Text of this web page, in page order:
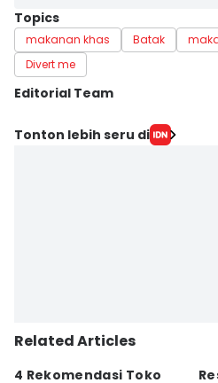
Topics
makanan khas Batak
Divert me
Editorial Team
Editor
Tonton lebih seru di
Related Articles
4 Rekomendasi Toko